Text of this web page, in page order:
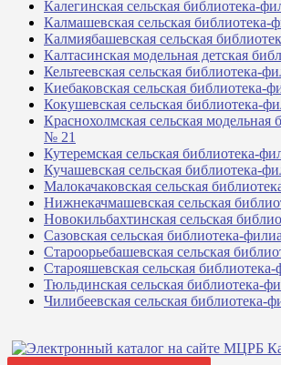
Калегинская сельская библиотека-
Калмашевская сельская
Калмиябашевская сельская
Калтасинская модельная детская
Кельтеевская сельская библиотека-
Киебаковская сельская библиотека-
Кокушевская сельская библиотека-
Краснохолмская сельская модельная
№ 21
Кутеремская сельская библиотека-
Кучашевская сельская библиотека-
Малокачаковская сельская
Нижнекачмашевская сельская
Новокильбахтинская сельская
Сазовская сельская библиотека-
Староорьебашевская сельская
Старояшевская сельская
Тюльдинская сельская библиотека-
Чилибеевская сельская библиотека-